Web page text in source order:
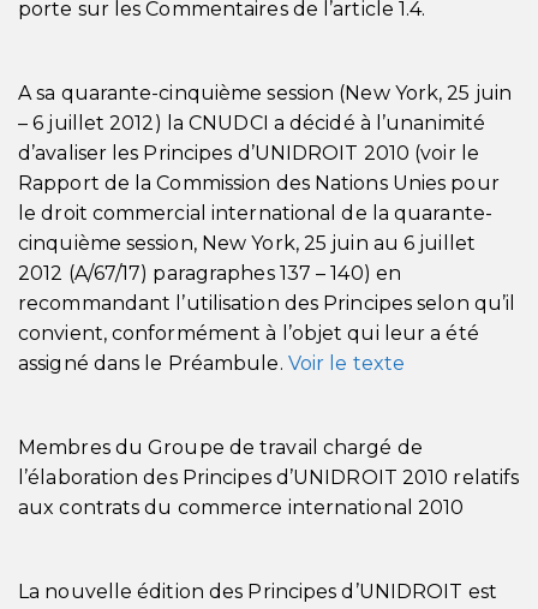
porte sur les Commentaires de l’article 1.4.
A sa quarante-cinquième session (New York, 25 juin
– 6 juillet 2012) la CNUDCI a décidé à l’unanimité
d’avaliser les Principes d’UNIDROIT 2010 (voir le
Rapport de la Commission des Nations Unies pour
le droit commercial international de la quarante-
cinquième session, New York, 25 juin au 6 juillet
2012 (A/67/17) paragraphes 137 – 140) en
recommandant l’utilisation des Principes selon qu’il
convient, conformément à l’objet qui leur a été
assigné dans le Préambule. Voir le texte
Membres du Groupe de travail chargé de
l’élaboration des Principes d’UNIDROIT 2010 relatifs
aux contrats du commerce international 2010
La nouvelle édition des Principes d’UNIDROIT est